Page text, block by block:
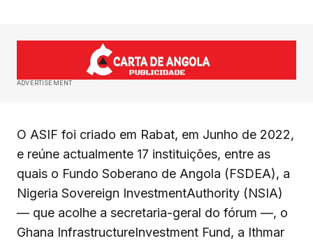
ADVERTISEMENT
O ASIF foi criado em Rabat, em Junho de 2022,
e reúne actualmente 17 instituições, entre as
quais o Fundo Soberano de Angola (FSDEA), a
Nigeria Sovereign InvestmentAuthority (NSIA)
— que acolhe a secretaria-geral do fórum —, o
Ghana InfrastructureInvestment Fund, a Ithmar